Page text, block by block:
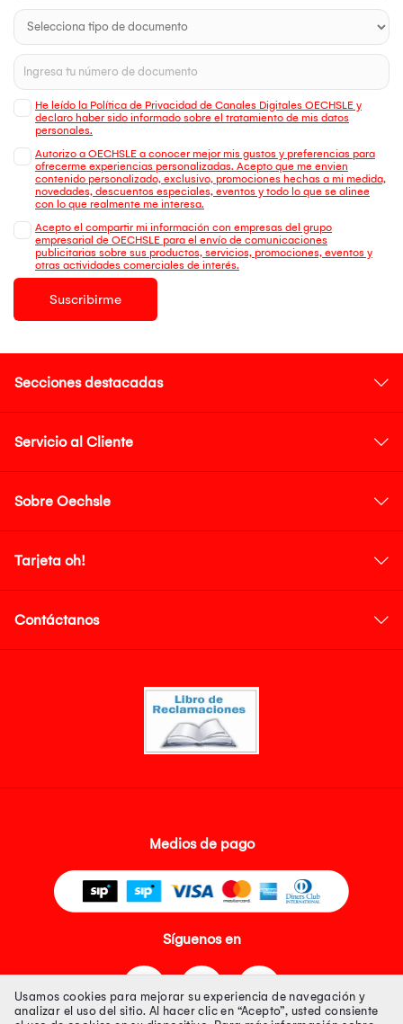
He leído la Política de Privacidad de Canales Digitales OECHSLE y
declaro haber sido informado sobre el tratamiento de mis datos
personales.
Autorizo a OECHSLE a conocer mejor mis gustos y preferencias para
ofrecerme experiencias personalizadas. Acepto que me envien
contenido personalizado, exclusivo, promociones hechas a mi medida,
novedades, descuentos especiales, eventos y todo lo que se alinee
con lo que realmente me interesa.
Acepto el compartir mi información con empresas del grupo
empresarial de OECHSLE para el envío de comunicaciones
publicitarias sobre sus productos, servicios, promociones, eventos y
otras actividades comerciales de interés.
Suscribirme
Secciones destacadas
Servicio al Cliente
Sobre Oechsle
Tarjeta oh!
Contáctanos
Medios de pago
Síguenos en
Usamos cookies para mejorar su experiencia de navegación y
analizar el uso del sitio. Al hacer clic en “Acepto”, usted consiente